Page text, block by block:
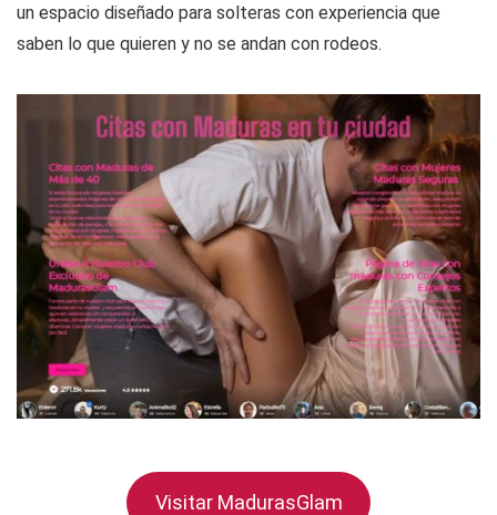
un espacio diseñado para solteras con experiencia que
saben lo que quieren y no se andan con rodeos.
Visitar MadurasGlam